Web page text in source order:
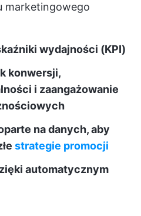
marketingowego
wydajności (KPI)
konwersji,
i zaangażowanie
na danych, aby
strategie promocji
automatycznym